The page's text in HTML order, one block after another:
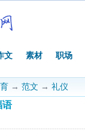
文 素材 职场
→ 范文 → 礼仪
语